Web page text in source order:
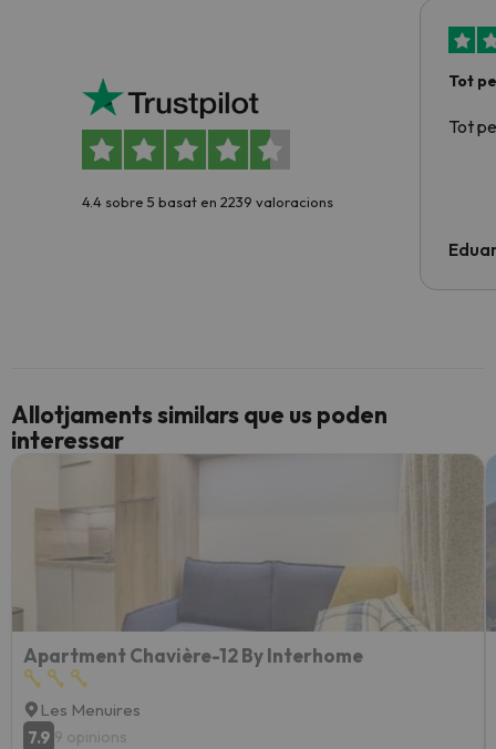
4.4 sobre 5 basat en 2239 valoracions
Tot
Tot
Allotjaments similars que us poden
interessar
Apartment Chavière-12 By Interhome
Les Menuires
7.9 9 opinions